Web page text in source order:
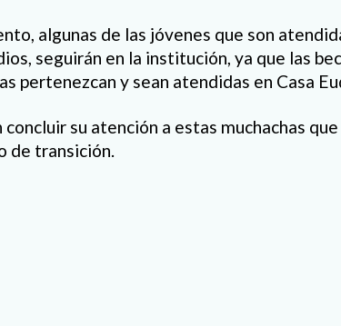
algunas de las jóvenes que son
seguirán en la institución, ya que las
pertenezcan y sean atendidas en Casa
su atención a estas muchachas
de transición.